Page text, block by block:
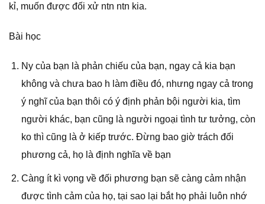
kỉ, muốn được đối xử ntn ntn kia.
Bài học
Ny của bạn là phản chiếu của bạn, ngay cả kia bạn
không và chưa bao h làm điều đó, nhưng ngay cả trong
ý nghĩ của bạn thôi có ý định phản bội người kia, tìm
người khác, bạn cũng là người ngoại tình tư tưởng, còn
ko thì cũng là ở kiếp trước. Đừng bao giờ trách đối
phương cả, họ là định nghĩa về bạn
Càng ít kì vọng về đối phương bạn sẽ càng cảm nhận
được tình cảm của họ, tại sao lại bắt họ phải luôn nhớ